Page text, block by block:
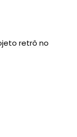
retrô no